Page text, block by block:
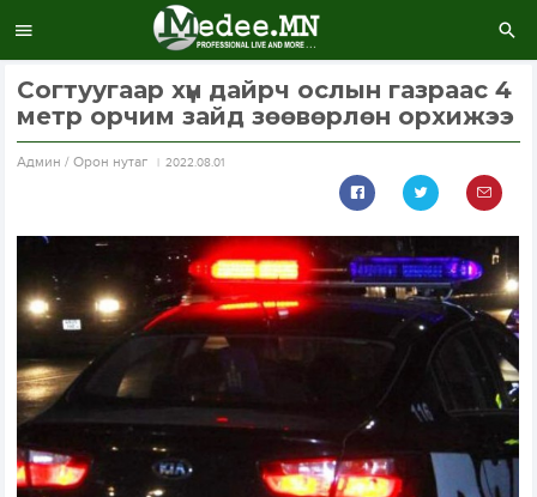
Согтуугаар хүн дайрч ослын газраас 4
метр орчим зайд зөөвөрлөн орхижээ
Aдмин / Орон нутаг 2022.08.01